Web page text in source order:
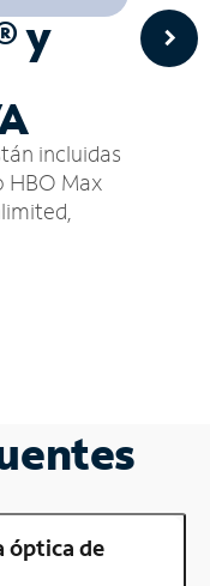
y
incluidas
HBO Max
óptica de